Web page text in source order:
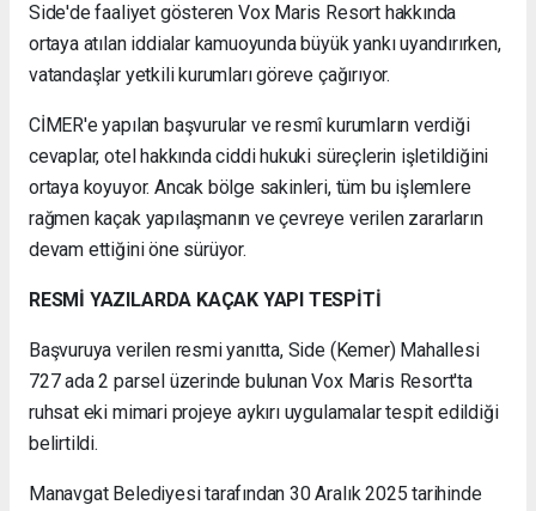
Side'de faaliyet gösteren Vox Maris Resort hakkında
ortaya atılan iddialar kamuoyunda büyük yankı uyandırırken,
vatandaşlar yetkili kurumları göreve çağırıyor.
CİMER'e yapılan başvurular ve resmî kurumların verdiği
cevaplar, otel hakkında ciddi hukuki süreçlerin işletildiğini
ortaya koyuyor. Ancak bölge sakinleri, tüm bu işlemlere
rağmen kaçak yapılaşmanın ve çevreye verilen zararların
devam ettiğini öne sürüyor.
RESMİ YAZILARDA KAÇAK YAPI TESPİTİ
Başvuruya verilen resmi yanıtta, Side (Kemer) Mahallesi
727 ada 2 parsel üzerinde bulunan Vox Maris Resort'ta
ruhsat eki mimari projeye aykırı uygulamalar tespit edildiği
belirtildi.
Manavgat Belediyesi tarafından 30 Aralık 2025 tarihinde